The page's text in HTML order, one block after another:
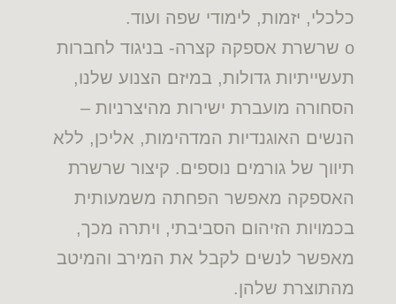
כלכלי, יזמות, לימודי שפה ועוד.
o שרשרת אספקה קצרה- בניגוד לחברות
תעשייתיות גדולות, במיזם הצנוע שלנו,
הסחורה מועברת ישירות מהיצרניות –
הנשים האוגנדיות המדהימות, אליכן, ללא
תיווך של גורמים נוספים. קיצור שרשרת
האספקה מאפשר הפחתה משמעותית
בכמויות הזיהום הסביבתי, ויתרה מכך,
מאפשר לנשים לקבל את המירב והמיטב
מהתוצרת שלהן.